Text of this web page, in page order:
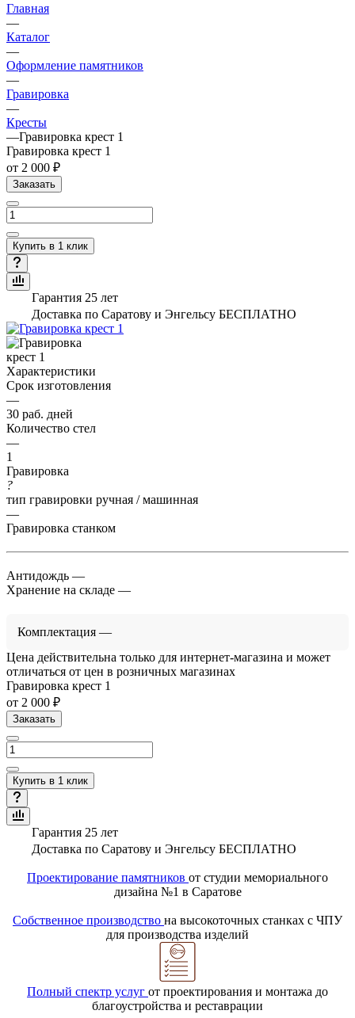
Главная
—
Каталог
—
Оформление памятников
—
Гравировка
—
Кресты
—Гравировка крест 1
Гравировка крест 1
от 2 000 ₽
Заказать
Купить в 1 клик
Гарантия 25 лет
Доставка по Саратову и Энгельсу БЕСПЛАТНО
Характеристики
Срок изготовления
—
30 раб. дней
Количество стел
—
1
Гравировка
?
тип гравировки ручная / машинная
—
Гравировка станком
Антидождь —
Хранение на складе —
Комплектация —
Цена действительна только для интернет-магазина и может
отличаться от цен в розничных магазинах
Гравировка крест 1
от 2 000 ₽
Заказать
Купить в 1 клик
Гарантия 25 лет
Доставка по Саратову и Энгельсу БЕСПЛАТНО
Проектирование памятников от студии мемориального
дизайна №1 в Саратове
Собственное производство на высокоточных станках с ЧПУ
для производства изделий
Полный спектр услуг от проектирования и монтажа до
благоустройства и реставрации